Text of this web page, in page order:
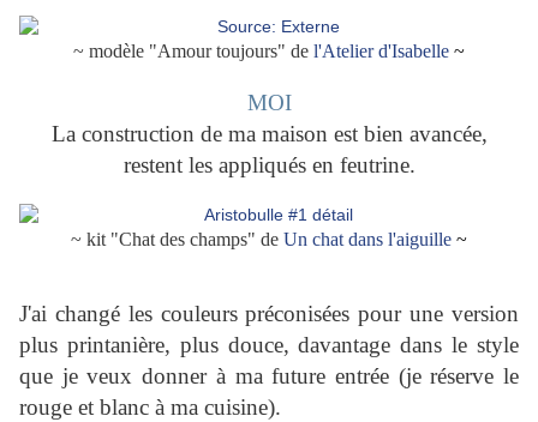
~ modèle "Amour toujours" de l'Atelier d'Isabelle ~
MOI
La construction de ma maison est bien avancée,
restent les appliqués en feutrine.
~ kit "Chat des champs" de Un chat dans l'aiguille ~
J'ai changé les couleurs préconisées pour une version
plus printanière, plus douce, davantage dans le style
que je veux donner à ma future entrée (je réserve le
rouge et blanc à ma cuisine).